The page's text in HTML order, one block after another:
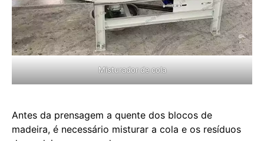
Misturador de cola
Antes da prensagem a quente dos blocos de
madeira, é necessário misturar a cola e os resíduos